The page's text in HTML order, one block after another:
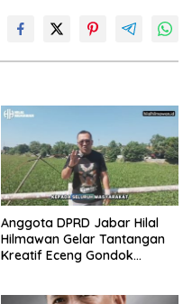
Anggota DPRD Jabar Hilal
Hilmawan Gelar Tantangan
Kreatif Eceng Gondok